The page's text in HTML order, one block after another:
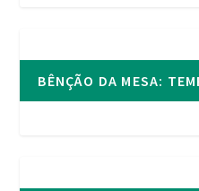
BÊNÇÃO DA MESA: